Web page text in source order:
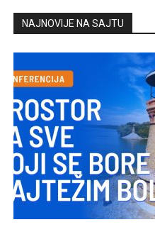
NAJNOVIJE NA SAJTU